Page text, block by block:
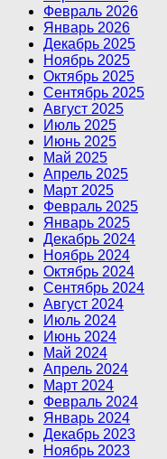
Февраль 2026
Январь 2026
Декабрь 2025
Ноябрь 2025
Октябрь 2025
Сентябрь 2025
Август 2025
Июль 2025
Июнь 2025
Май 2025
Апрель 2025
Март 2025
Февраль 2025
Январь 2025
Декабрь 2024
Ноябрь 2024
Октябрь 2024
Сентябрь 2024
Август 2024
Июль 2024
Июнь 2024
Май 2024
Апрель 2024
Март 2024
Февраль 2024
Январь 2024
Декабрь 2023
Ноябрь 2023